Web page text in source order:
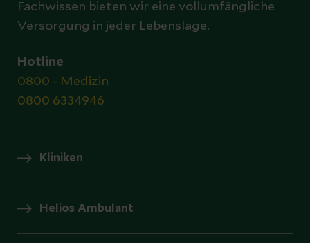
Fachwissen bieten wir eine vollumfängliche
Versorgung in jeder Lebenslage.
Hotline
0800 - Medizin
0800 6334946
Kliniken
Helios Ambulant